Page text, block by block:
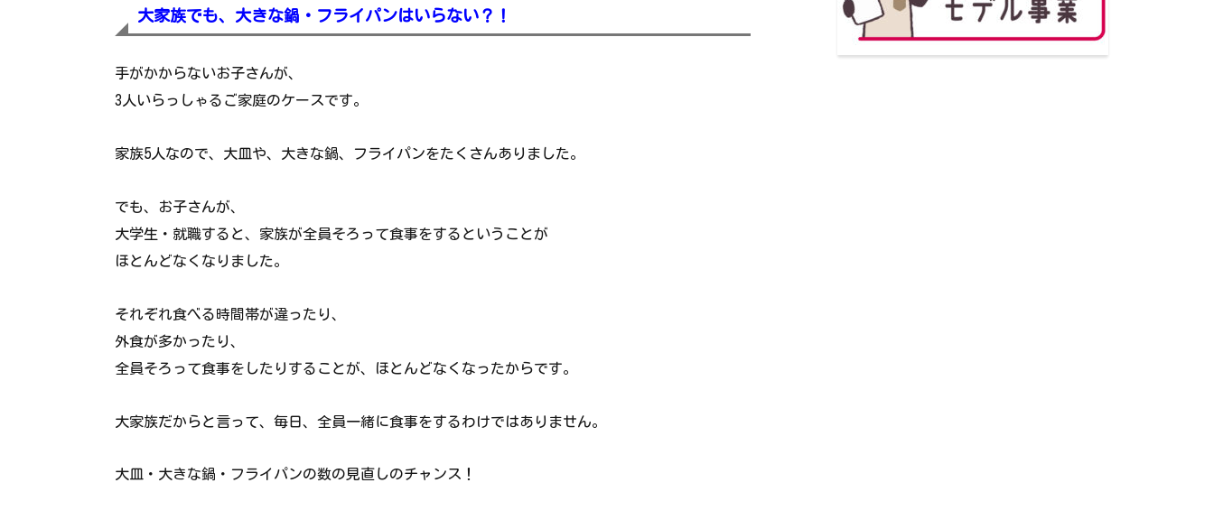
大家族でも、大きな鍋・フライパンはいらない？！
手がかからないお子さんが、
3人いらっしゃるご家庭のケースです。
家族5人なので、大皿や、大きな鍋、フライパンをたくさんありました。
でも、お子さんが、
大学生・就職すると、家族が全員そろって食事をするということが
ほとんどなくなりました。
それぞれ食べる時間帯が違ったり、
外食が多かったり、
全員そろって食事をしたりすることが、ほとんどなくなったからです。
大家族だからと言って、毎日、全員一緒に食事をするわけではありません。
大皿・大きな鍋・フライパンの数の見直しのチャンス！